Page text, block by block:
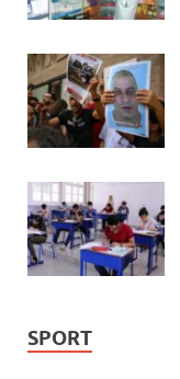
SPORT